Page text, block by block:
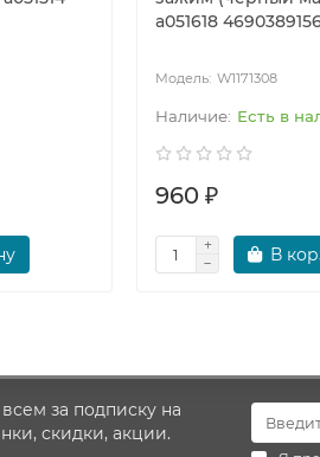
a051618
W1171308
Есть в
960 ₽
В
за подписку на
скидки, акции.